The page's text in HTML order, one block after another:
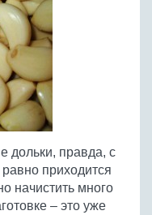
дольки, правда, с
приходится
начистить много
– это уже